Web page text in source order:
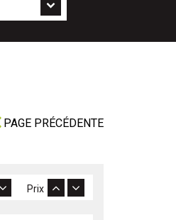
PAGE PRÉCÉDENTE
Prix